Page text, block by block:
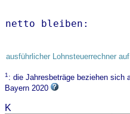
netto
ausführlicher Lohnsteuerrechner
1: die Jahresbeträge beziehen sich
Bayern 2020
K